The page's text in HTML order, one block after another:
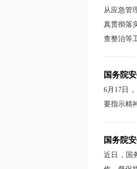
从应急管
真贯彻落
查整治等
国务院
6月17日
要指示精
国务院
近日，国